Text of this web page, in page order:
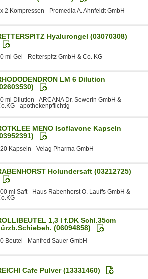
2 Kompressen - Promedia A. Ahnfeldt GmbH
Hyalurongel (03070308)
ml Gel - Retterspitz GmbH & Co. KG
LM 6 Dilution
ml Dilution - ARCANA Dr. Sewerin GmbH &
- apothekenpflichtig
MENO Isoflavone Kapseln
Kapseln - Velag Pharma GmbH
Holundersaft (03212725)
ml Saft - Haus Rabenhorst O. Lauffs GmbH &
1,3 l f.DK Schl.35cm
(06094858)
Beutel - Manfred Sauer GmbH
Cafe Pulver (13331460)